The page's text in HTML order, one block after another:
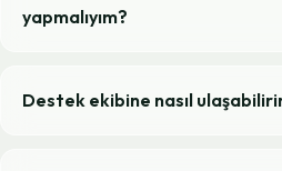
yapmalıyım?
Destek ekibine nasıl